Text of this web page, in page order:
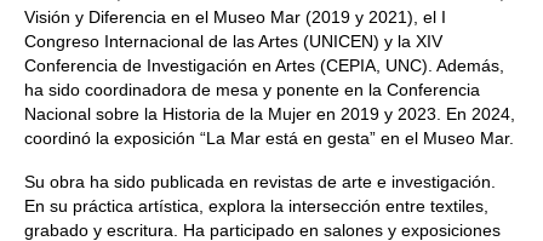
Visión y Diferencia en el Museo Mar (2019 y 2021), el I
Congreso Internacional de las Artes (UNICEN) y la XIV
Conferencia de Investigación en Artes (CEPIA, UNC). Además,
ha sido coordinadora de mesa y ponente en la Conferencia
Nacional sobre la Historia de la Mujer en 2019 y 2023. En 2024,
coordinó la exposición “La Mar está en gesta” en el Museo Mar.
Su obra ha sido publicada en revistas de arte e investigación.
En su práctica artística, explora la intersección entre textiles,
grabado y escritura. Ha participado en salones y exposiciones